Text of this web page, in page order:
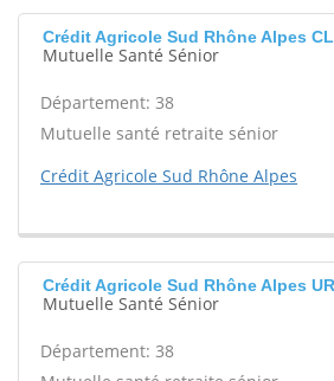
Crédit Agricole Sud Rhône Alpes
Mutuelle Santé Sénior
Département: 38
Mutuelle santé retraite sénior
Crédit Agricole Sud Rhône Alpes
Crédit Agricole Sud Rhône Alpes
Mutuelle Santé Sénior
Département: 38